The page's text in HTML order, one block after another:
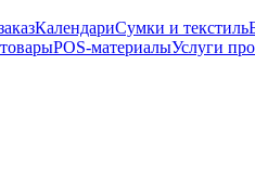
КалендариСумки и текстиль
POS-материалыУслуги